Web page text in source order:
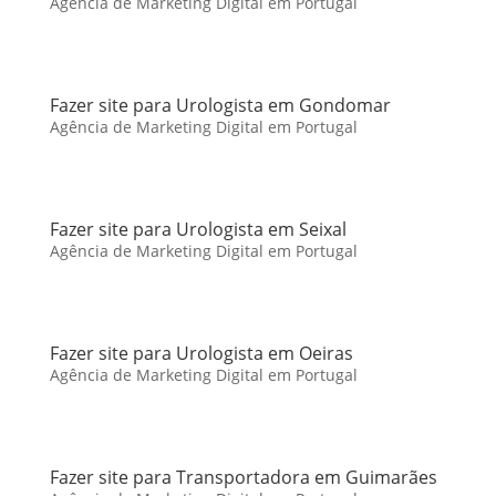
Fazer site para Urologista em Gondomar
Agência de Marketing Digital em Portugal
Fazer site para Urologista em Seixal
Agência de Marketing Digital em Portugal
Fazer site para Urologista em Oeiras
Agência de Marketing Digital em Portugal
Fazer site para Transportadora em Guimarães